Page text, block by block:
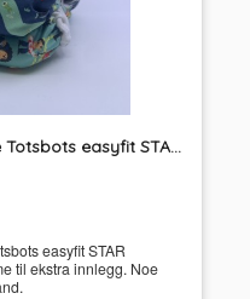
BLEIEPAKKE 4pk aio one size Totsbots easyfit STAR tøybleie
easyfit STAR
til ekstra innlegg. Noe